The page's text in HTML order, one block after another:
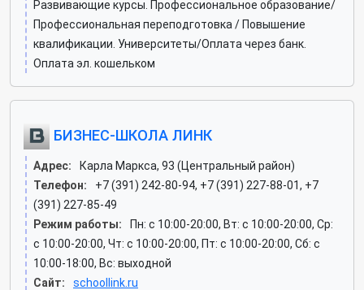
Развивающие курсы. Профессиональное образование/
Профессиональная переподготовка / Повышение
квалификации. Университеты/Оплата через банк.
Оплата эл. кошельком
БИЗНЕС-ШКОЛА ЛИНК
Адрес:
Карла Маркса, 93 (Центральный район)
Телефон:
+7 (391) 242-80-94, +7 (391) 227-88-01, +7
(391) 227-85-49
Режим работы:
Пн: c 10:00-20:00, Вт: c 10:00-20:00, Ср:
c 10:00-20:00, Чт: c 10:00-20:00, Пт: c 10:00-20:00, Сб: c
10:00-18:00, Вс: выходной
Сайт:
schoollink.ru